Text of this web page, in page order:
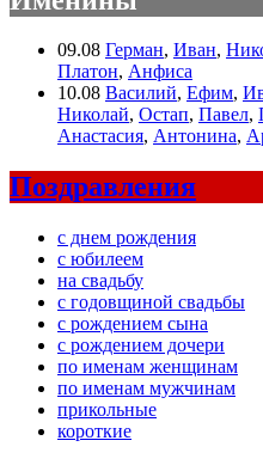
09.08 Герман, Иван,
Платон, Анфиса
10.08 Василий, Ефим,
Николай, Остап, Павел,
Анастасия, Антонина,
Поздравления
с днем рождения
с юбилеем
на свадьбу
с годовщиной свадьбы
с рождением сына
с рождением дочери
по именам женщинам
по именам мужчинам
прикольные
короткие